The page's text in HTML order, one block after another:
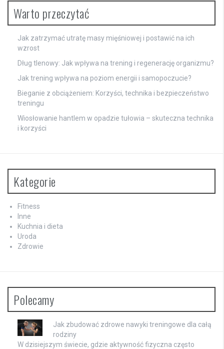
Warto przeczytać
Jak zatrzymać utratę masy mięśniowej i postawić na ich
wzrost
Dług tlenowy: Jak wpływa na trening i regenerację organizmu?
Jak trening wpływa na poziom energii i samopoczucie?
Bieganie z obciążeniem: Korzyści, technika i bezpieczeństwo
treningu
Wiosłowanie hantlem w opadzie tułowia – skuteczna technika
i korzyści
Kategorie
Fitness
Inne
Kuchnia i dieta
Uroda
Zdrowie
Polecamy
Jak zbudować zdrowe nawyki treningowe dla całą
rodziny
W dzisiejszym świecie, gdzie aktywność fizyczna często